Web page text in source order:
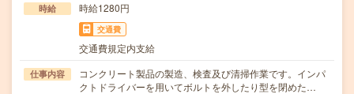
時給 時給1280円
交通費
交通費規定内支給
仕事内容
コンクリート製品の製造、検査及び清掃作業です。インパ
クトドライバーを用いてボルトを外したり型を閉めた…